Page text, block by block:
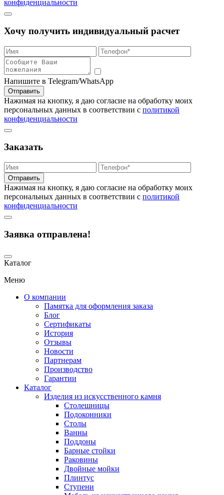
конфиденциальности
Хочу получить индивидуальный расчет
Напишите в Telegram/WhatsApp
Отправить
Нажимая на кнопку, я даю согласие на обработку моих
персональных данных в соответствии с политикой
конфиденциальности
Заказать
Отправить
Нажимая на кнопку, я даю согласие на обработку моих
персональных данных в соответствии с политикой
конфиденциальности
Заявка отправлена!
Каталог
Меню
О компании
Памятка для оформления заказа
Блог
Сертификаты
История
Отзывы
Новости
Партнерам
Производство
Гарантии
Каталог
Изделия из искусственного камня
Столешницы
Подоконники
Столы
Ванны
Поддоны
Барные стойки
Раковины
Двойные мойки
Плинтус
Ступени